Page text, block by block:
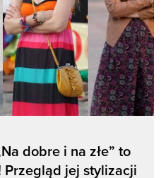
dobre i na złe” to
jej stylizacji